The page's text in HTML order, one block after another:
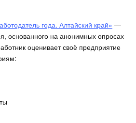
года. Алтайский край» —
основанного на анонимных опросах
оценивает своё предприятие